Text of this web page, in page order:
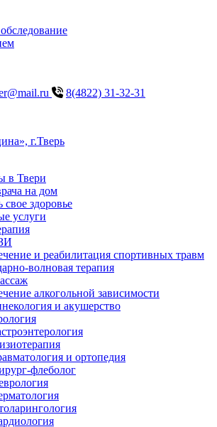
8(4822) 31-32-31
в Твери
на дом
свое здоровье
услуги
и реабилитация спортивных травм
волновая терапия
алкогольной зависимости
и акушерство
и ортопедия
флеболог